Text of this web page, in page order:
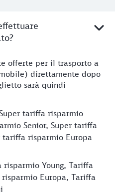
offerte per il trasporto a
direttamente dopo
sarà quindi
tariffa risparmio
Senior, Super tariffa
tariffa risparmio Europa
Young, Tariffa
Europa, Tariffa